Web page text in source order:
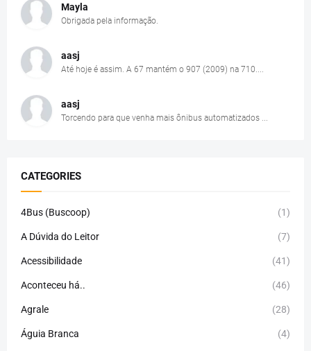
Mayla
Obrigada pela informação.
aasj
Até hoje é assim. A 67 mantém o 907 (2009) na 710....
aasj
Torcendo para que venha mais ônibus automatizados ...
CATEGORIES
4Bus (Buscoop) (1)
A Dúvida do Leitor (7)
Acessibilidade (41)
Aconteceu há.. (46)
Agrale (28)
Águia Branca (4)